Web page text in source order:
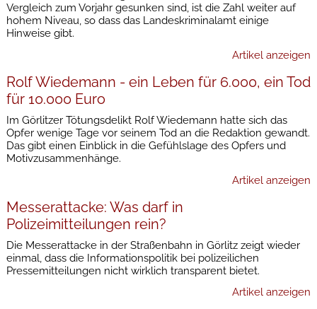
Vergleich zum Vorjahr gesunken sind, ist die Zahl weiter auf
hohem Niveau, so dass das Landeskriminalamt einige
Hinweise gibt.
Artikel anzeigen
Rolf Wiedemann - ein Leben für 6.000, ein Tod
für 10.000 Euro
Im Görlitzer Tötungsdelikt Rolf Wiedemann hatte sich das
Opfer wenige Tage vor seinem Tod an die Redaktion gewandt.
Das gibt einen Einblick in die Gefühlslage des Opfers und
Motivzusammenhänge.
Artikel anzeigen
Messerattacke: Was darf in
Polizeimitteilungen rein?
Die Messerattacke in der Straßenbahn in Görlitz zeigt wieder
einmal, dass die Informationspolitik bei polizeilichen
Pressemitteilungen nicht wirklich transparent bietet.
Artikel anzeigen